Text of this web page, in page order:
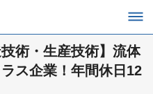
術・生産技術】流体
ス企業！年間休日12